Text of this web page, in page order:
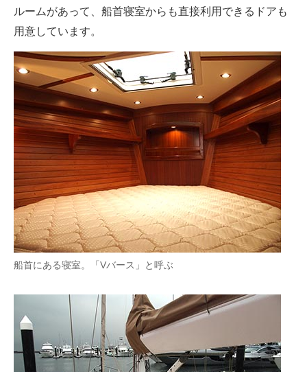
ルームがあって、船首寝室からも直接利用できるドアも
用意しています。
船首にある寝室。「Vバース」と呼ぶ